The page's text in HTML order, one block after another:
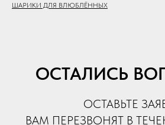
ШАРИКИ ДЛЯ ВЛЮБЛЁННЫХ
ОСТАЛИСЬ
ОСТАВЬТЕ
ВАМ ПЕРЕЗВОНЯТ В